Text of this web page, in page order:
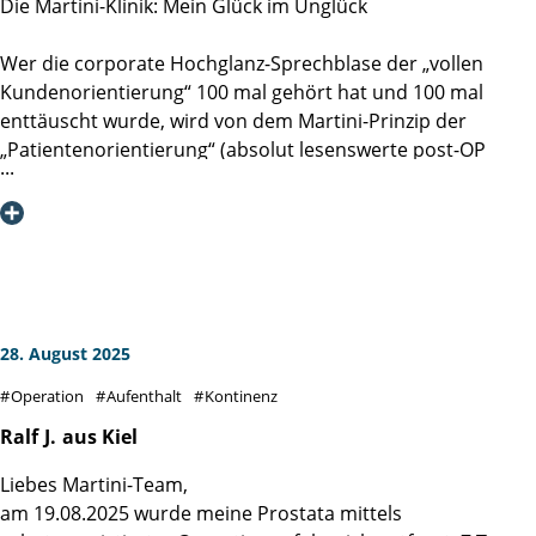
Die Martini-Klinik: Mein Glück im Unglück
Wer die corporate Hochglanz-Sprechblase der „vollen
Kundenorientierung“ 100 mal gehört hat und 100 mal
enttäuscht wurde, wird von dem Martini-Prinzip der
„Patientenorientierung“ (absolut lesenswerte post-OP
Lektüre: DAS MARTINI-PRINZIP, Spitzenmedizin durch
Spezialisierung, Ergebnistransparenz und
habe ich - entlang der gesamten Prozesskette von Check-In
bis Entlassung und als von jedem Mitarbeitenden mit jeder
Gedanken und die gute Implementierung derer, vor allem
aber erlebt man die durchgehend pro-aktive und
28. August 2025
Operation Aufenthalt Kontinenz
Ralf J. aus Kiel
Liebes Martini-Team,
am 19.08.2025 wurde meine Prostata mittels